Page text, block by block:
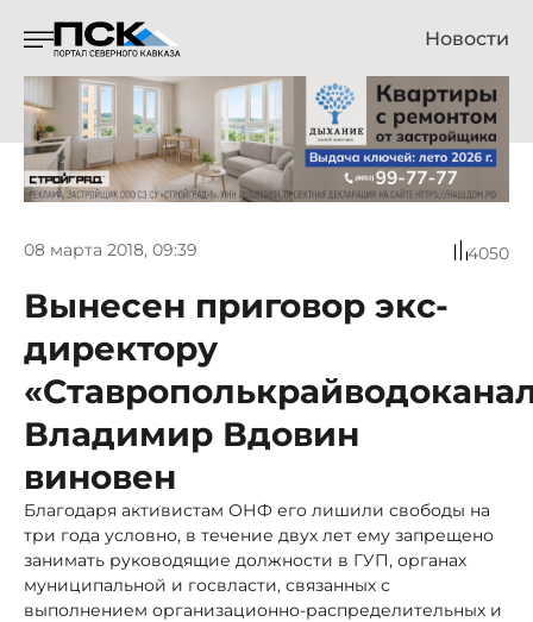
Новости
08 марта 2018, 09:39 4050
Вынесен приговор экс-
директору
Владимир Вдовин
виновен
Благодаря активистам ОНФ его лишили свободы на
три года условно, в течение двух лет ему запрещено
занимать руководящие должности в ГУП, органах
муниципальной и госвласти, связанных с
выполнением организационно-распределительных и